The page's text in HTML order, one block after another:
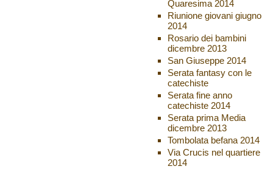
Quaresima 2014
Riunione giovani giugno
2014
Rosario dei bambini
dicembre 2013
San Giuseppe 2014
Serata fantasy con le
catechiste
Serata fine anno
catechiste 2014
Serata prima Media
dicembre 2013
Tombolata befana 2014
Via Crucis nel quartiere
2014